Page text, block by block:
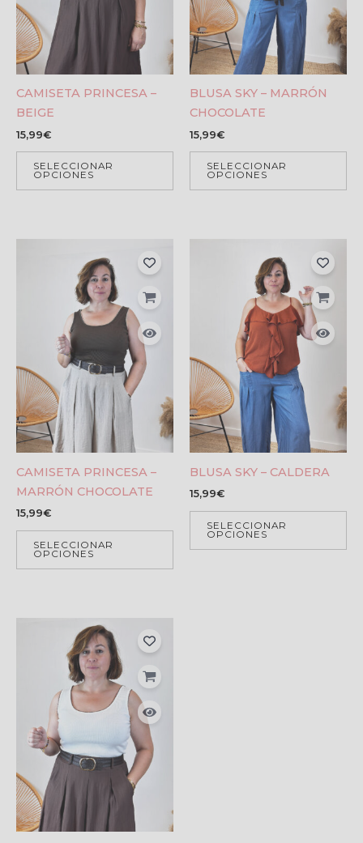
CAMISETA PRINCESA –
BEIGE
15,99€
SELECCIONAR
OPCIONES
BLUSA SKY – MARRÓN
CHOCOLATE
15,99€
SELECCIONAR
OPCIONES
CAMISETA PRINCESA –
MARRÓN CHOCOLATE
15,99€
SELECCIONAR
OPCIONES
BLUSA SKY – CALDERA
15,99€
SELECCIONAR
OPCIONES